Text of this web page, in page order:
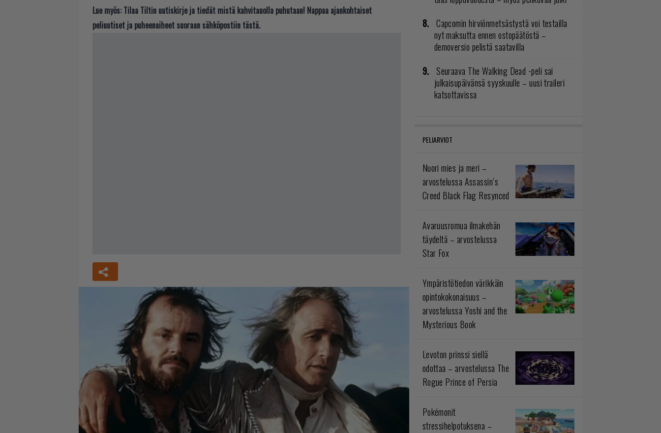
Lue myös: Tilaa Tiltin uutiskirje ja tiedät mistä kahvitauolla puhutaan! Nappaa ajankohtaiset
peliuutiset ja puheenaiheet suoraan sähköpostiin tästä.
Capcomin hirviönmetsästystä voi testailla
nyt maksutta ennen ostopäätöstä –
demoversio pelistä saatavilla
Seuraava The Walking Dead -peli sai
julkaisupäivänsä syyskuulle – uusi traileri
katsottavissa
PELIARVIOT
Nuori mies ja meri –
arvostelussa Assassin’s
Creed Black Flag Resynced
Avaruusromua ilmakehän
täydeltä – arvostelussa
Star Fox
Ympäristötiedon värikkäin
opintokokonaisuus –
arvostelussa Yoshi and the
Mysterious Book
Levoton prinssi siellä
odottaa – arvostelussa The
Rogue Prince of Persia
Pokémonit
stressihelpotuksena –